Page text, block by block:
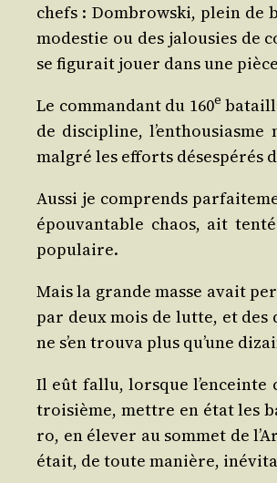
chefs : Dom­brows­ki, plein de
modes­tie ou des jalou­sies de
se figu­rait jouer dans une
Le com­man­dant du 160e
de dis­ci­pline,
mal­gré les efforts déses­pé­rés
Aus­si je com­prends
épou­van­table chaos, ait
populaire.
Mais la grande masse avait
par deux mois de lutte, et des
ne s’en trou­va plus qu’une
Il eût fal­lu, lorsque l’enceinte
troi­sième, mettre en état les
ro, en éle­ver au som­met de
était, de toute manière,